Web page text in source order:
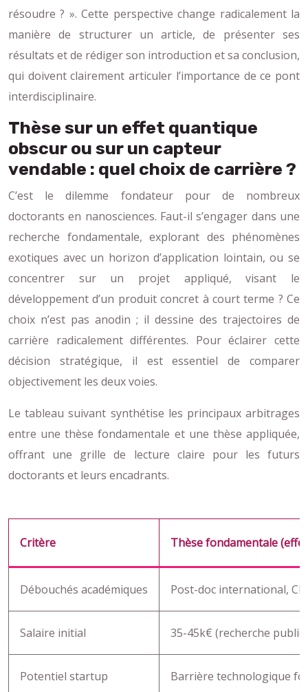
résoudre ? ». Cette perspective change radicalement la
manière de structurer un article, de présenter ses
résultats et de rédiger son introduction et sa conclusion,
qui doivent clairement articuler l’importance de ce pont
interdisciplinaire.
Thèse sur un effet quantique
obscur ou sur un capteur
vendable : quel choix de carrière ?
C’est le dilemme fondateur pour de nombreux
doctorants en nanosciences. Faut-il s’engager dans une
recherche fondamentale, explorant des phénomènes
exotiques avec un horizon d’application lointain, ou se
concentrer sur un projet appliqué, visant le
développement d’un produit concret à court terme ? Ce
choix n’est pas anodin ; il dessine des trajectoires de
carrière radicalement différentes. Pour éclairer cette
décision stratégique, il est essentiel de comparer
objectivement les deux voies.
Le tableau suivant synthétise les principaux arbitrages
entre une thèse fondamentale et une thèse appliquée,
offrant une grille de lecture claire pour les futurs
doctorants et leurs encadrants.
Critère Thèse fondamentale
Débouchés académiques Post-doc international,
Salaire initial 35-45k€ (recherche
Potentiel startup Barrière technologique